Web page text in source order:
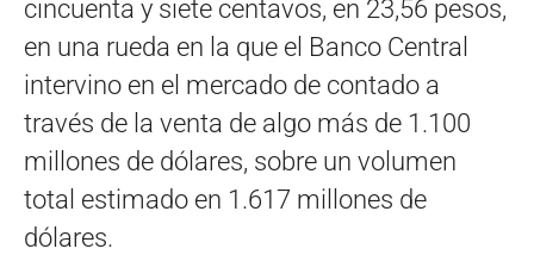
cincuenta y siete centavos, en 23,56 pesos,
en una rueda en la que el Banco Central
intervino en el mercado de contado a
través de la venta de algo más de 1.100
millones de dólares, sobre un volumen
total estimado en 1.617 millones de
dólares.